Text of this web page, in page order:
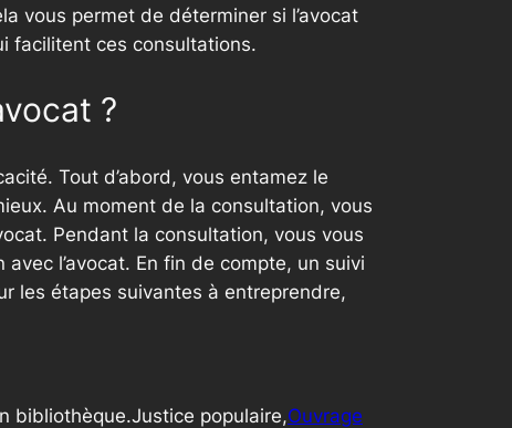
vous permet de déterminer si l’avocat
facilitent ces consultations.
?
Tout d’abord, vous entamez le
Au moment de la consultation, vous
Pendant la consultation, vous vous
l’avocat. En fin de compte, un suivi
les étapes suivantes à entreprendre,
bibliothèque.Justice populaire,Ouvrage